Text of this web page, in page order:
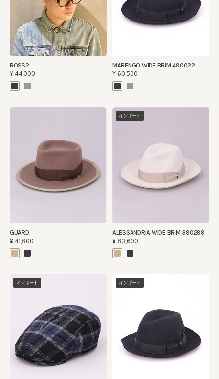
ROSS2
¥44,000
MARENGO WIDE BRIM 490022
¥60,500
GUARD
¥41,800
インポート
ALESSANDRIA WIDE BRIM 390299
¥83,600
インポート インポート